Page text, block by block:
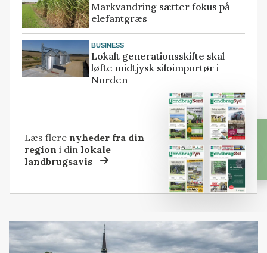
Markvandring sætter fokus på
elefantgræs
BUSINESS
Lokalt generationsskifte skal
løfte midtjysk siloimportør i
Norden
Læs flere nyheder fra din
region i dinlokale
landbrugsavis